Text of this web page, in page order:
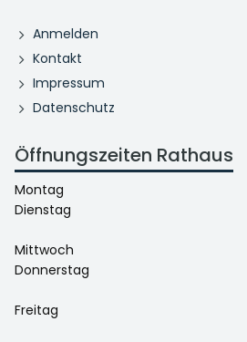
Anmelden
Kontakt
Impressum
Datenschutz
Öffnungszeiten Rathaus
Montag
Dienstag
Mittwoch
Donnerstag
Freitag